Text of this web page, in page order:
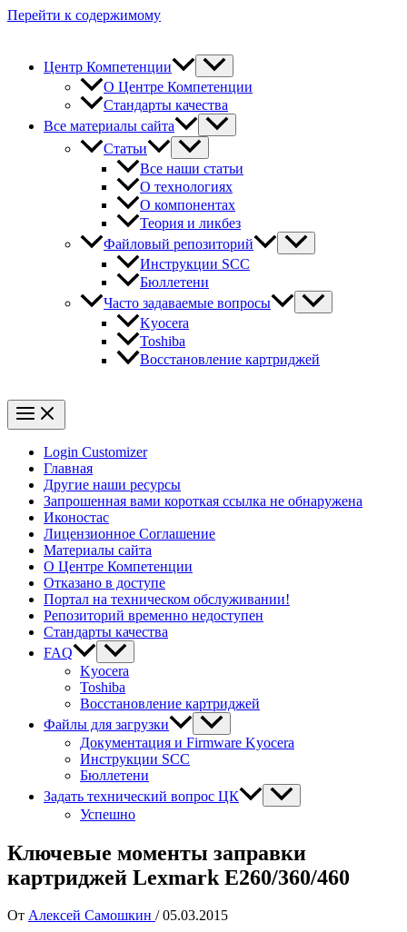
Перейти к содержимому
Центр Компетенции
О Центре Компетенции
Стандарты качества
Все материалы сайта
Статьи
Все наши статьи
О технологиях
О компонентах
Теория и ликбез
Файловый репозиторий
Инструкции SCC
Бюллетени
Часто задаваемые вопросы
Kyocera
Toshiba
Восстановление картриджей
Login Customizer
Главная
Другие наши ресурсы
Запрошенная вами короткая ссылка не обнаружена
Иконостас
Лицензионное Соглашение
Материалы сайта
О Центре Компетенции
Отказано в доступе
Портал на техническом обслуживании!
Репозиторий временно недоступен
Стандарты качества
FAQ
Kyocera
Toshiba
Восстановление картриджей
Файлы для загрузки
Документация и Firmware Kyocera
Инструкции SCC
Бюллетени
Задать технический вопрос ЦК
Успешно
Ключевые моменты заправки
картриджей Lexmark E260/360/460
От Алексей Самошкин /05.03.2015